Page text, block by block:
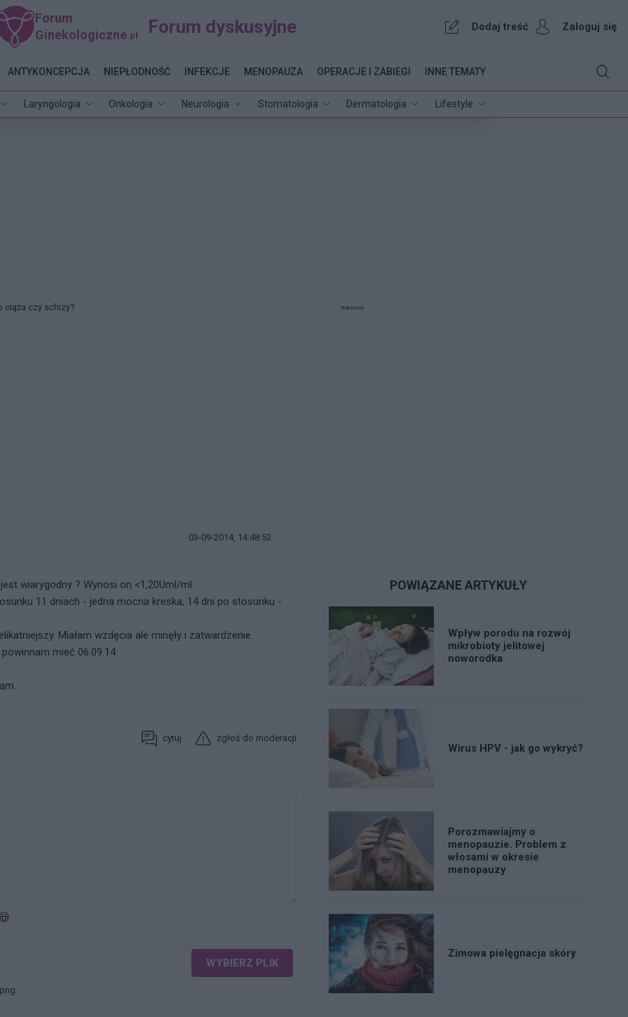
Forum
Ginekologiczne .pl Forum dyskusyjne Dodaj treść Zaloguj się
Laryngologia Onkologia Neurologia Stomatologia Dermatologia Lifestyle
ANTYKONCEPCJA NIEPŁODNOŚĆ INFEKCJE MENOPAUZA OPERACJE I ZABIEGI INNE TEMATY
ciąża czy schizy?
03-09-2014, 14:48:52
wiarygodny ? Wynosi on <1,20Uml/ml .
11 dniach - jedna mocna kreska, 14 dni po stosunku -
Miałam wzdęcia ale minęły i zatwardzenie.
mieć 06.09.14
cytuj zgłoś do moderacji
WYBIERZ PLIK
Reklama:
POWIĄZANE ARTYKUŁY
Wpływ porodu na rozwój
mikrobioty jelitowej
noworodka
Wirus HPV - jak go wykryć?
Porozmawiajmy o
menopauzie. Problem z
włosami w okresie
menopauzy
Zimowa pielęgnacja skóry